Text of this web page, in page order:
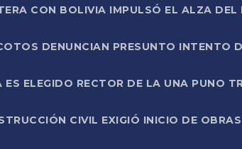
CON BOLIVIA IMPULSÓ EL ALZA
DENUNCIAN PRESUNTO INTENTO
ELEGIDO RECTOR DE LA UNA PUNO
CIVIL EXIGIÓ INICIO DE